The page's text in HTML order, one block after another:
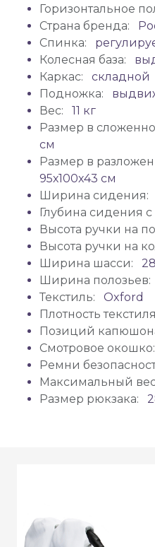
Горизонтальное
Страна бренда:
Спинка:
Колесная база:
Каркас:
складной
Подножка:
Вес:
11 кг
Размер в
см
Размер в
95х100х43 см
Ширина сидения:
Глубина сидения
Высота ручки на
Высота ручки на
Ширина шасси:
Ширина полозьев:
Текстиль:
Oxford
Плотность
Позиций
Смотровое окошко:
Ремни
Максимальный
Размер рюкзака: